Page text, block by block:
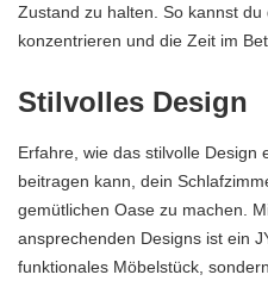
Zustand zu halten. So kannst
konzentrieren und die Zeit im
Stilvolles Design
Erfahre, wie das stilvolle Design
beitragen kann, dein
gemütlichen Oase zu machen.
ansprechenden Designs ist ein
funktionales Möbelstück,